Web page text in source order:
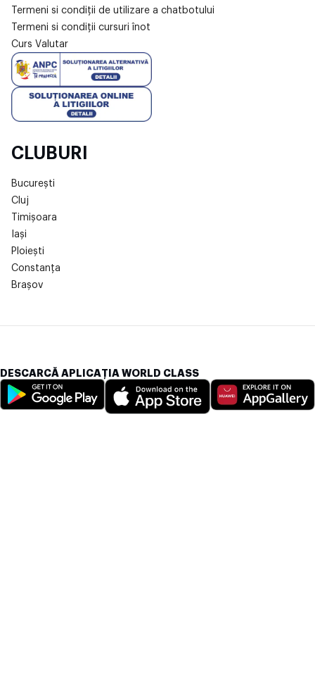
Termeni si condiții de utilizare a chatbotului
Termeni si condiții cursuri înot
Curs Valutar
CLUBURI
București
Cluj
Timișoara
Iași
Ploiești
Constanța
Brașov
DESCARCĂ APLICAȚIA WORLD CLASS